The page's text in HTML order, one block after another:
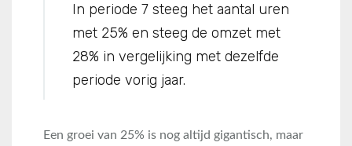
In periode 7 steeg het aantal uren
met 25% en steeg de omzet met
28% in vergelijking met dezelfde
periode vorig jaar.
Een groei van 25% is nog altijd gigantisch, maar